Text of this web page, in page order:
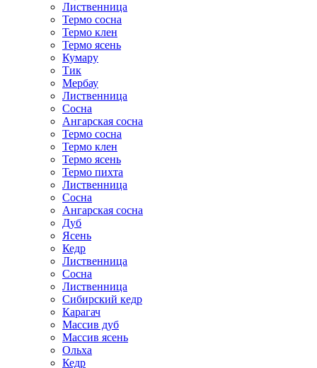
Лиственница
Термо сосна
Термо клен
Термо ясень
Кумару
Тик
Мербау
Лиственница
Сосна
Ангарская сосна
Термо сосна
Термо клен
Термо ясень
Термо пихта
Лиственница
Сосна
Ангарская сосна
Дуб
Ясень
Кедр
Лиственница
Сосна
Лиственница
Сибирский кедр
Карагач
Массив дуб
Массив ясень
Ольха
Кедр